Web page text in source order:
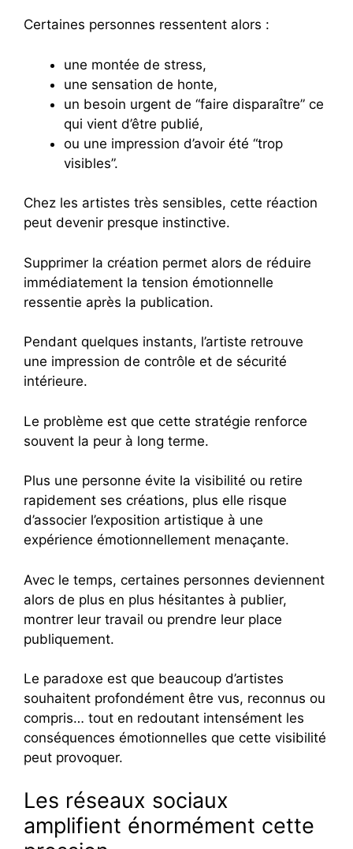
Certaines personnes ressentent alors :
une montée de stress,
une sensation de honte,
un besoin urgent de “faire disparaître” ce
qui vient d’être publié,
ou une impression d’avoir été “trop
visibles”.
Chez les artistes très sensibles, cette réaction
peut devenir presque instinctive.
Supprimer la création permet alors de réduire
immédiatement la tension émotionnelle
ressentie après la publication.
Pendant quelques instants, l’artiste retrouve
une impression de contrôle et de sécurité
intérieure.
Le problème est que cette stratégie renforce
souvent la peur à long terme.
Plus une personne évite la visibilité ou retire
rapidement ses créations, plus elle risque
d’associer l’exposition artistique à une
expérience émotionnellement menaçante.
Avec le temps, certaines personnes deviennent
alors de plus en plus hésitantes à publier,
montrer leur travail ou prendre leur place
publiquement.
Le paradoxe est que beaucoup d’artistes
souhaitent profondément être vus, reconnus ou
compris… tout en redoutant intensément les
conséquences émotionnelles que cette visibilité
peut provoquer.
Les réseaux sociaux
amplifient énormément cette